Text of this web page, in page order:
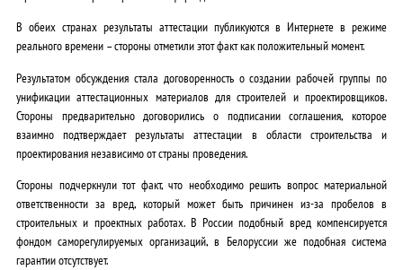
В обеих странах результаты аттестации публикуются в Интернете в режиме
реального времени – стороны отметили этот факт как положительный момент.
Результатом обсуждения стала договоренность о создании рабочей группы по
унификации аттестационных материалов для строителей и проектировщиков.
Стороны предварительно договорились о подписании соглашения, которое
взаимно подтверждает результаты аттестации в области строительства и
проектирования независимо от страны проведения.
Стороны подчеркнули тот факт, что необходимо решить вопрос материальной
ответственности за вред, который может быть причинен из-за пробелов в
строительных и проектных работах. В России подобный вред компенсируется
фондом саморегулируемых организаций, в Белоруссии же подобная система
гарантии отсутствует.